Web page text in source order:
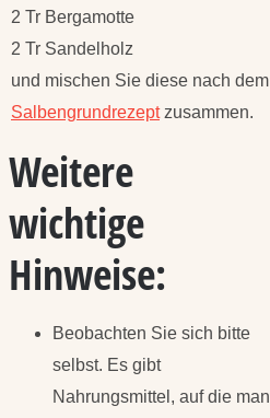
2 Tr Bergamotte
2 Tr Sandelholz
und mischen Sie diese nach dem
Salbengrundrezeptzusammen.
Weitere
wichtige
Hinweise:
Beobachten Sie sich bitte
selbst. Es gibt
Nahrungsmittel, auf die man